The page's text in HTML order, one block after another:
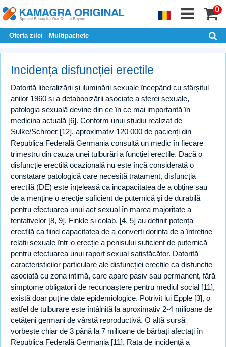
0
Oferta zilei Multipachete
Incidența disfuncției erectile
Datorită liberalizării și iluminării sexuale începând cu sfârșitul
anilor 1960 și a detabooizării asociate a sferei sexuale,
patologia sexuală devine din ce în ce mai importantă în
medicina actuală [6]. Conform unui studiu realizat de
Sulke/Schroer [12], aproximativ 120 000 de pacienți din
Republica Federală Germania consultă un medic în fiecare
trimestru din cauza unei tulburări a funcției erectile. Dacă o
disfuncție erectilă ocazională nu este încă considerată o
constatare patologică care necesită tratament, disfuncția
erectilă (DE) este înțeleasă ca incapacitatea de a obține sau
de a menține o erecție suficient de puternică și de durabilă
pentru efectuarea unui act sexual în marea majoritate a
tentativelor [8, 9]. Finkle și colab. [4, 5] au definit potența
erectilă ca fiind capacitatea de a converti dorința de a întreține
relații sexuale într-o erecție a penisului suficient de puternică
pentru efectuarea unui raport sexual satisfăcător. Datorită
caracteristicilor particulare ale disfuncției erectile ca disfuncție
asociată cu zona intimă, care apare pasiv sau permanent, fără
simptome obligatorii de recunoaștere pentru mediul social [11],
există doar puține date epidemiologice. Potrivit lui Epple [3], o
astfel de tulburare este întâlnită la aproximativ 2-4 milioane de
cetățeni germani de vârstă reproductivă. O altă sursă
vorbește chiar de 3 până la 7 milioane de bărbați afectați în
Republica Federală Germania [11]. Rata de incidență a